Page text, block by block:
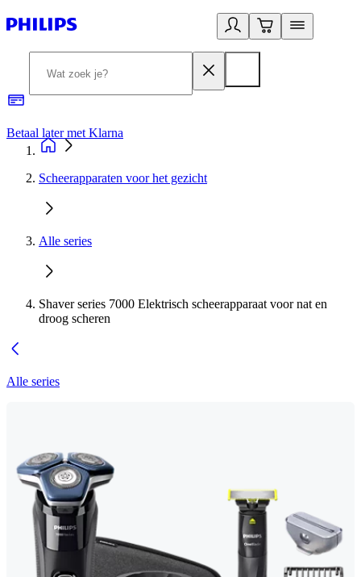
Betaal later met Klarna
Scheerapparaten voor het gezicht
Alle series
Shaver series 7000 Elektrisch scheerapparaat voor nat en
droog scheren
Alle series